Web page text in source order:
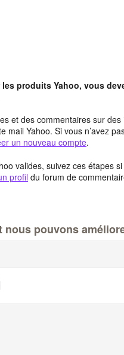
produits Yahoo, vous
et des commentaires sur
Yahoo. Si vous n’avez
un nouveau compte.
valides, suivez ces étapes
profil du forum de
pouvons